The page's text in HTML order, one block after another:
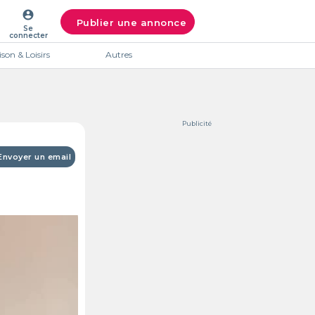
account_circle
Se
connecter
Publier une annonce
& Loisirs Autres
un email
Publicité